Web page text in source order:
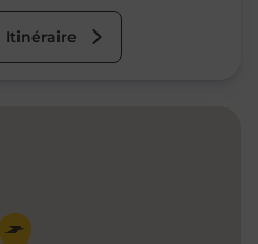
Itinéraire
Pin de la carte